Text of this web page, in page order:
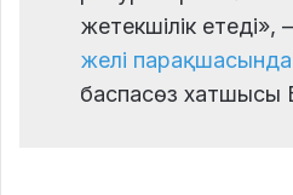
жетекшілік
желі парақшасында
баспасөз хатшысы